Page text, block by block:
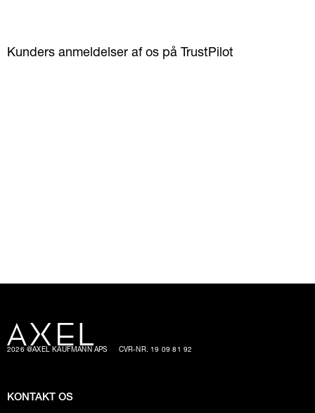
Kunders anmeldelser af os på TrustPilot
2026 @AXEL KAUFMANN APS CVR-NR. 19 09 81 92
KONTAKT OS